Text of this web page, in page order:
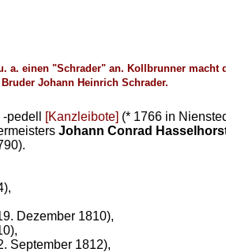
a. einen "Schrader" an. Kollbrunner
Johann Heinrich Schrader.
pedell [Kanzleibote] (* 1766 in
Johann Conrad
Dezember 1810),
September 1812),